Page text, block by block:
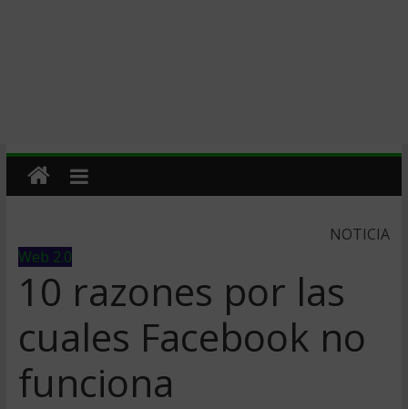
NOTICIA
Web 2.0
10 razones por las
cuales Facebook no
funciona